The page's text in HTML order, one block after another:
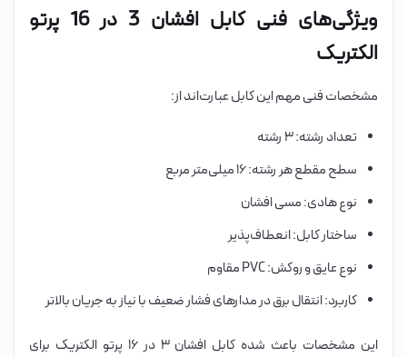
ویژگی‌های فنی کابل افشان 3 در 16 پرتو
الکتریک
مشخصات فنی مهم این کابل عبارت‌اند از:
تعداد رشته: ۳ رشته
سطح مقطع هر رشته: ۱۶ میلی‌متر مربع
نوع هادی: مسی افشان
ساختار کابل: انعطاف‌پذیر
نوع عایق و روکش: PVC مقاوم
کاربرد: انتقال برق در مدارهای فشار ضعیف با نیاز به جریان بالاتر
این مشخصات باعث شده کابل افشان ۳ در ۱۶ پرتو الکتریک برای